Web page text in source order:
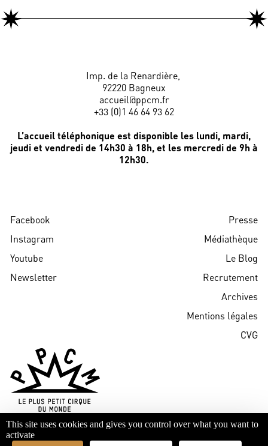
Imp. de la Renardière,
92220 Bagneux
accueil@ppcm.fr
+33 (0)1 46 64 93 62
L’accueil téléphonique est disponible les lundi, mardi,
jeudi et vendredi de 14h30 à 18h, et les mercredi de 9h à
12h30.
Facebook
Instagram
Youtube
Newsletter
Presse
Médiathèque
Le Blog
Recrutement
Archives
Mentions légales
CVG
This site uses cookies and gives you control over what you want to
activate